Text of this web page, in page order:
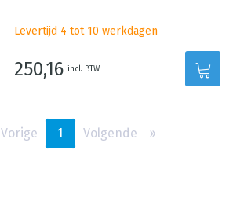
Levertijd 4 tot 10 werkdagen
250,16 incl. BTW
Vorige 1 Volgende ››